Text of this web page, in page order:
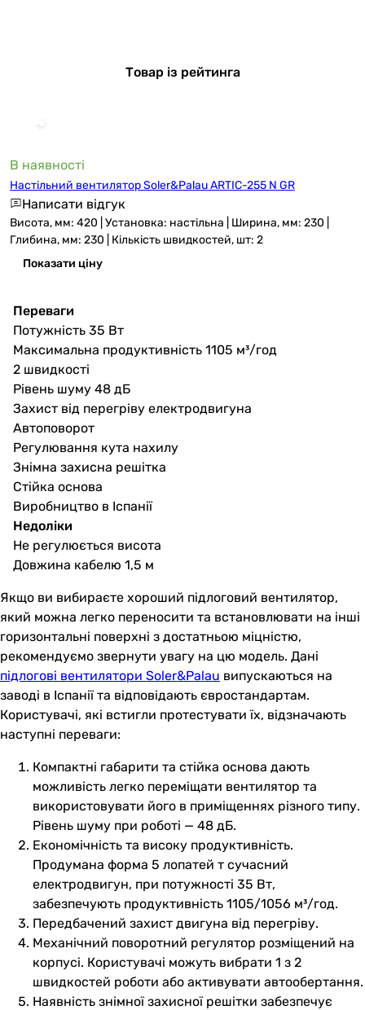
Товар із рейтинга
В наявності
Настільний вентилятор Soler&Palau ARTIC-255 N GR
Написати відгук
Висота, мм: 420 | Установка: настільна | Ширина, мм: 230 |
Глибина, мм: 230 | Кількість швидкостей, шт: 2
Показати ціну
Переваги
Потужність 35 Вт
Максимальна продуктивність 1105 м³/год
2 швидкості
Рівень шуму 48 дБ
Захист від перегріву електродвигуна
Автоповорот
Регулювання кута нахилу
Знімна захисна решітка
Стійка основа
Виробництво в Іспанії
Недоліки
Не регулюється висота
Довжина кабелю 1,5 м
Якщо ви вибираєте хороший підлоговий вентилятор,
який можна легко переносити та встановлювати на інші
горизонтальні поверхні з достатньою міцністю,
рекомендуємо звернути увагу на цю модель. Дані
підлогові вентилятори Soler&Palau випускаються на
заводі в Іспанії та відповідають євростандартам.
Користувачі, які встигли протестувати їх, відзначають
наступні переваги:
Компактні габарити та стійка основа дають
можливість легко переміщати вентилятор та
використовувати його в приміщеннях різного типу.
Рівень шуму при роботі — 48 дБ.
Економічність та високу продуктивність.
Продумана форма 5 лопатей т сучасний
електродвигун, при потужності 35 Вт,
забезпечують продуктивність 1105/1056 м³/год.
Передбачений захист двигуна від перегріву.
Механічний поворотний регулятор розміщений на
корпусі. Користувачі можуть вибрати 1 з 2
швидкостей роботи або активувати автообертання.
Наявність знімної захисної решітки забезпечує